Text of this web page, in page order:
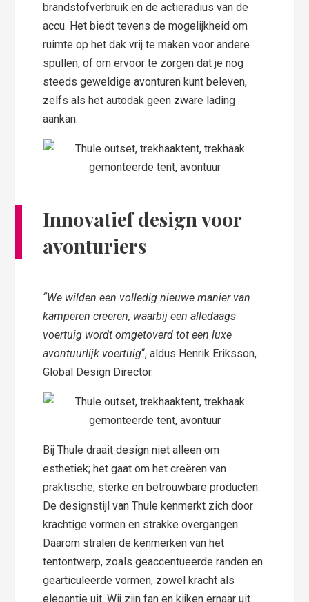
brandstofverbruik en de actieradius van de
accu. Het biedt tevens de mogelijkheid om
ruimte op het dak vrij te maken voor andere
spullen, of om ervoor te zorgen dat je nog
steeds geweldige avonturen kunt beleven,
zelfs als het autodak geen zware lading
aankan.
Innovatief design voor
avonturiers
“We wilden een volledig nieuwe manier van
kamperen creëren, waarbij een alledaags
voertuig wordt omgetoverd tot een luxe
avontuurlijk voertuig“, aldus Henrik Eriksson,
Global Design Director.
Bij Thule draait design niet alleen om
esthetiek; het gaat om het creëren van
praktische, sterke en betrouwbare producten.
De designstijl van Thule kenmerkt zich door
krachtige vormen en strakke overgangen.
Daarom stralen de kenmerken van het
tentontwerp, zoals geaccentueerde randen en
gearticuleerde vormen, zowel kracht als
elegantie uit. Wij zijn fan en kijken ernaar uit